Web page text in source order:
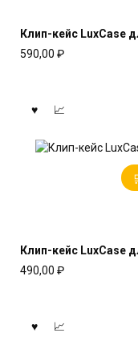
Клип-кейс LuxCase
590,00 ₽
Клип-кейс LuxCase
490,00 ₽